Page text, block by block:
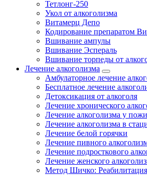
Тетлонг-250
Укол от алкоголизма
Витамерц Депо
Кодирование препаратом
Вшивание ампулы
Вшивание Эспераль
Вшивание торпеды от
Лечение алкоголизма
Амбулаторное лечение
Бесплатное лечение
Детоксикация от алкоголя
Лечение хронического
Лечение алкоголизма у
Лечение алкоголизма в
Лечение белой горячки
Лечение пивного
Лечение подросткового
Лечение женского
Метод Шичко: